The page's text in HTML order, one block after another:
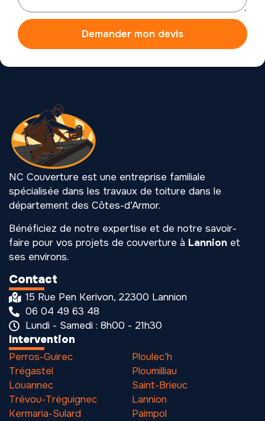
Demander mon devis
NC Couverture est une entreprise familiale
spécialisée dans les travaux de toiture dans le
département des Côtes-d’Armor.
Bénéficiez de notre expertise et de notre savoir-
faire pour vos projets de couverture à Lannion et
ses environs.
Intervention
Perros-Guirec
Trégastel
Louannec
Trévou-Tréguignec
Kermaria-Sulard
Ploulec’h
Ploumilliau
Saint-Brieuc
Lannion
Paimpol
Contact
15 Rue Pen Kerivon, 22300 Lannion
06 04 49 63 48
Lundi - Samedi : 8h00 - 21h30